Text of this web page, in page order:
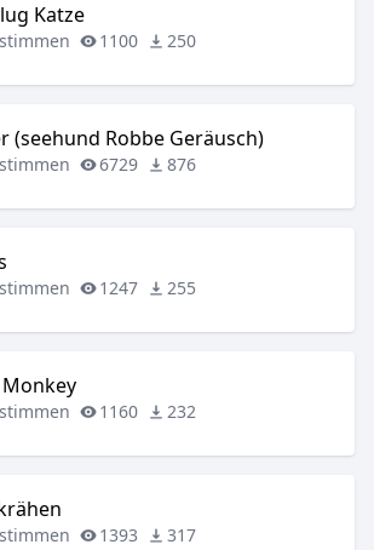
Katze
1100 250
(seehund Robbe Geräusch)
6729 876
1247 255
Monkey
1160 232
1393 317